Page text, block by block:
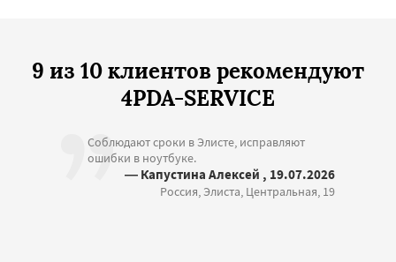
9 из 10 клиентов рекомендуют
4PDA-SERVICE
Соблюдают сроки в Элисте, исправляют
ошибки в ноутбуке.
— Капустина Алексей , 19.07.2026
Россия, Элиста, Центральная, 19